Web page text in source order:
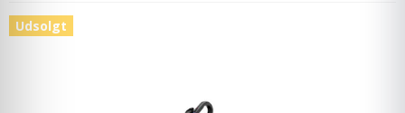
Udsolgt